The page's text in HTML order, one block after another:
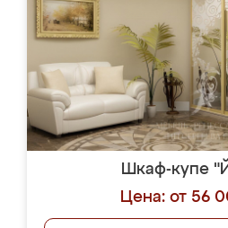
Шкаф-купе
Цена: от 56